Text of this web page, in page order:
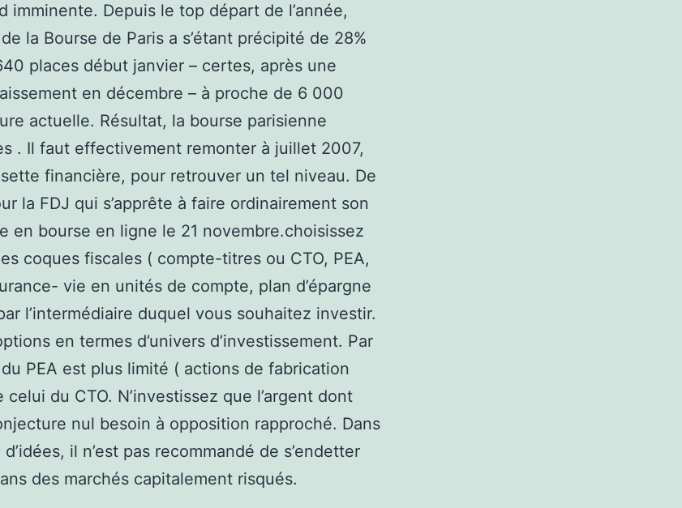
imminente. Depuis le top départ de l’année,
la Bourse de Paris a s’étant précipité de 28%
places début janvier – certes, après une
en décembre – à proche de 6 000
actuelle. Résultat, la bourse parisienne
. Il faut effectivement remonter à juillet 2007,
financière, pour retrouver un tel niveau. De
la FDJ qui s’apprête à faire ordinairement son
en bourse en ligne le 21 novembre.choisissez
coques fiscales ( compte-titres ou CTO, PEA,
vie en unités de compte, plan d’épargne
l’intermédiaire duquel vous souhaitez investir.
en termes d’univers d’investissement. Par
PEA est plus limité ( actions de fabrication
du CTO. N’investissez que l’argent dont
nul besoin à opposition rapproché. Dans
il n’est pas recommandé de s’endetter
des marchés capitalement risqués.